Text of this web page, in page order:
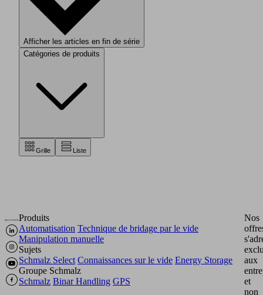
Afficher les articles en fin de série
Catégories de produits
Grille Liste
Produits
Automatisation Technique de bridage par le vide
Manipulation manuelle
Sujets
Schmalz Select Connaissances sur le vide Energy Storage
Groupe Schmalz
Schmalz Binar Handling GPS
Nos
aux
et
non